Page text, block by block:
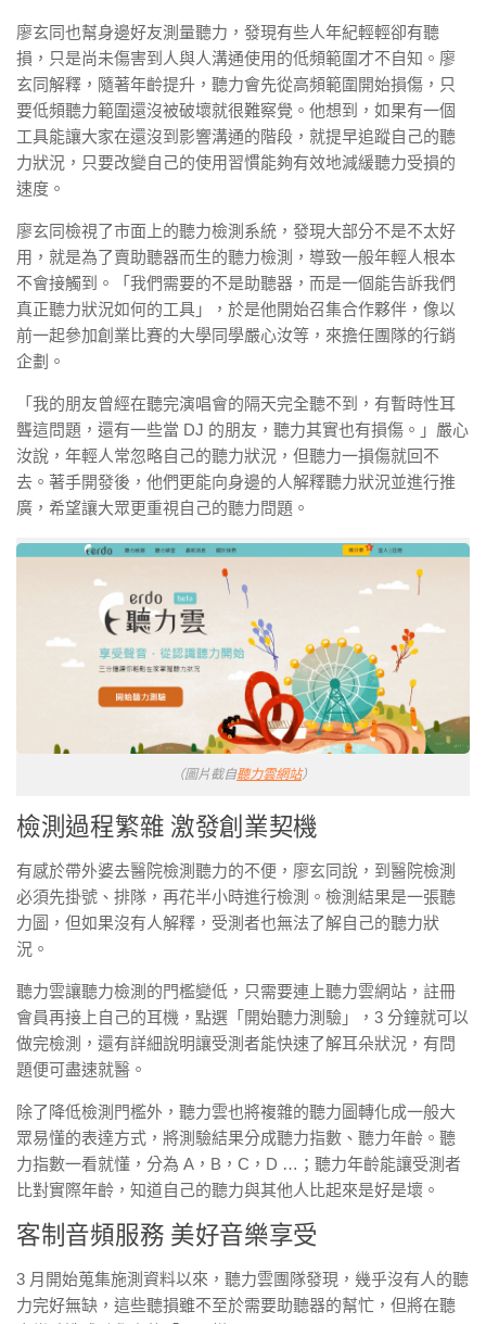
廖玄同也幫身邊好友測量聽力，發現有些人年紀輕輕卻有聽
損，只是尚未傷害到人與人溝通使用的低頻範圍才不自知。廖
玄同解釋，隨著年齡提升，聽力會先從高頻範圍開始損傷，只
要低頻聽力範圍還沒被破壞就很難察覺。他想到，如果有一個
工具能讓大家在還沒到影響溝通的階段，就提早追蹤自己的聽
力狀況，只要改變自己的使用習慣能夠有效地減緩聽力受損的
速度。
廖玄同檢視了市面上的聽力檢測系統，發現大部分不是不太好
用，就是為了賣助聽器而生的聽力檢測，導致一般年輕人根本
不會接觸到。「我們需要的不是助聽器，而是一個能告訴我們
真正聽力狀況如何的工具」，於是他開始召集合作夥伴，像以
前一起參加創業比賽的大學同學嚴心汝等，來擔任團隊的行銷
企劃。
「我的朋友曾經在聽完演唱會的隔天完全聽不到，有暫時性耳
聾這問題，還有一些當 DJ 的朋友，聽力其實也有損傷。」嚴心
汝說，年輕人常忽略自己的聽力狀況，但聽力一損傷就回不
去。著手開發後，他們更能向身邊的人解釋聽力狀況並進行推
廣，希望讓大眾更重視自己的聽力問題。
（圖片截自聽力雲網站）
檢測過程繁雜 激發創業契機
有感於帶外婆去醫院檢測聽力的不便，廖玄同說，到醫院檢測
必須先掛號、排隊，再花半小時進行檢測。檢測結果是一張聽
力圖，但如果沒有人解釋，受測者也無法了解自己的聽力狀
況。
聽力雲讓聽力檢測的門檻變低，只需要連上聽力雲網站，註冊
會員再接上自己的耳機，點選「開始聽力測驗」，3 分鐘就可以
做完檢測，還有詳細說明讓受測者能快速了解耳朵狀況，有問
題便可盡速就醫。
除了降低檢測門檻外，聽力雲也將複雜的聽力圖轉化成一般大
眾易懂的表達方式，將測驗結果分成聽力指數、聽力年齡。聽
力指數一看就懂，分為 A，B，C，D …；聽力年齡能讓受測者
比對實際年齡，知道自己的聽力與其他人比起來是好是壞。
客制音頻服務 美好音樂享受
3 月開始蒐集施測資料以來，聽力雲團隊發現，幾乎沒有人的聽
力完好無缺，這些聽損雖不至於需要助聽器的幫忙，但將在聽